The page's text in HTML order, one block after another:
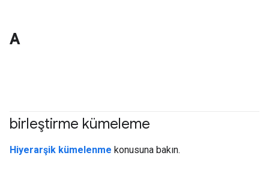
A
birleştirme kümeleme
Hiyerarşik kümelenme konusuna bakın.